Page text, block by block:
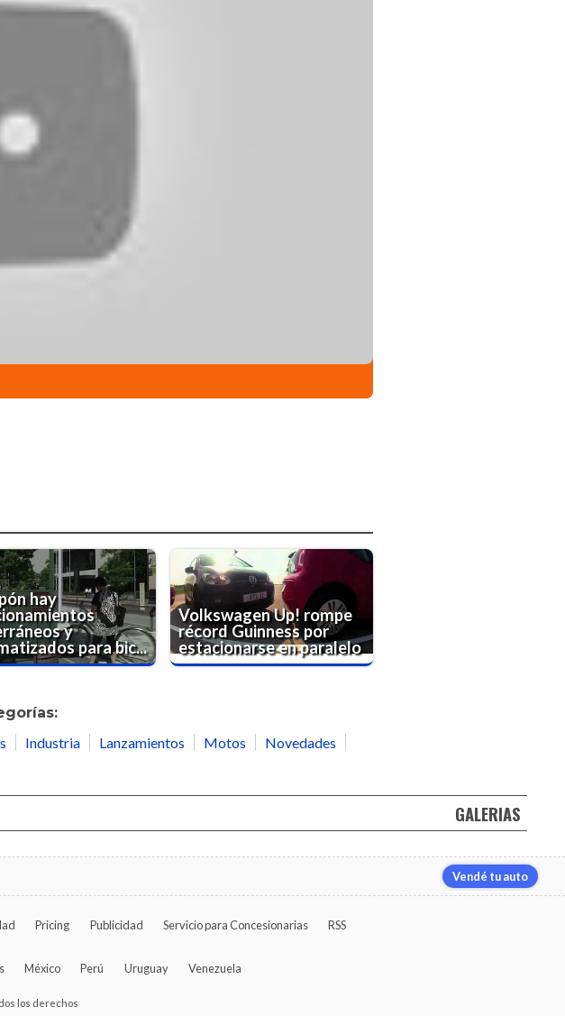
hay
y
para bic...
Volkswagen Up! rompe
récord Guinness por
estacionarse en paralelo
Industria Lanzamientos Motos
Novedades
GALERIAS
Vendé tu auto
Pricing Publicidad Servicio para Concesionarias RSS
México Perú Uruguay Venezuela
los derechos